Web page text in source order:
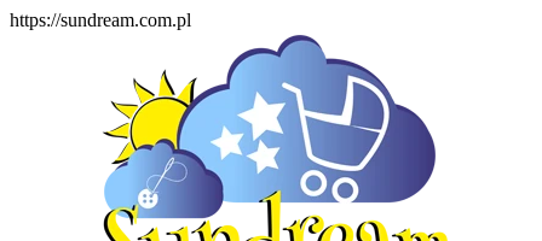
https://sundream.com.pl
content